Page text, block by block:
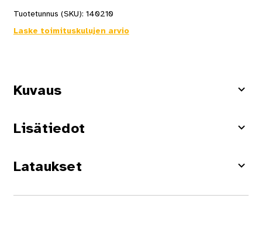
Tuotetunnus (SKU): 140210
Laske toimituskulujen arvio
Kuvaus
Lisätiedot
Lataukset